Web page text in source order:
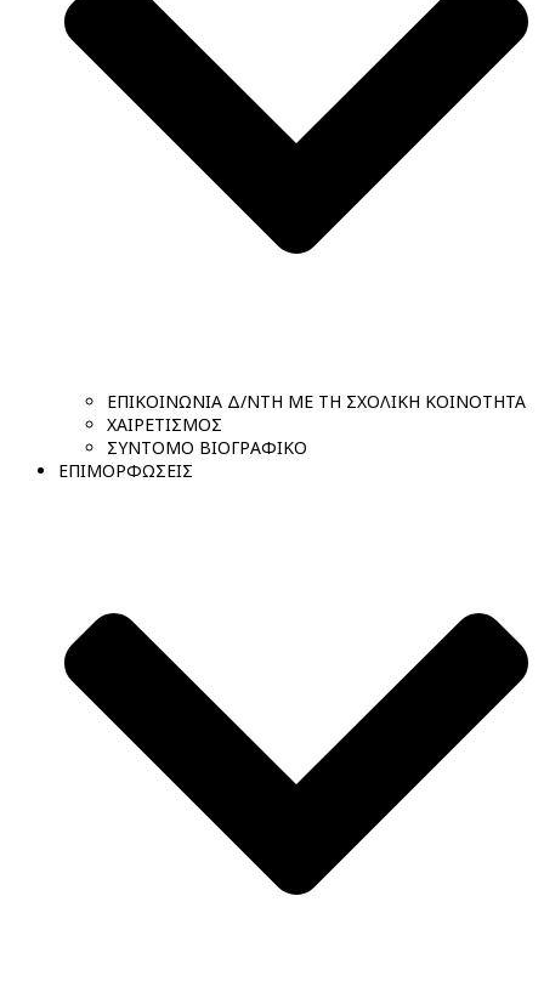
ΕΠΙΚΟΙΝΩΝΙΑ Δ/ΝΤΗ ΜΕ ΤΗ ΣΧΟΛΙΚΗ ΚΟΙΝΟΤΗΤΑ
ΧΑΙΡΕΤΙΣΜΟΣ
ΣΥΝΤΟΜΟ ΒΙΟΓΡΑΦΙΚΟ
ΕΠΙΜΟΡΦΩΣΕΙΣ